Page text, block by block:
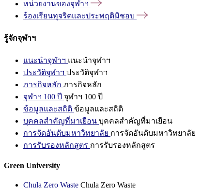
หน่วยงานของจุฬาฯ
ร้องเรียนทุจริตและประพฤติมิชอบ
รู้จักจุฬาฯ
แนะนำจุฬาฯ แนะนำจุฬาฯ
ประวัติจุฬาฯ ประวัติจุฬาฯ
ภารกิจหลัก ภารกิจหลัก
จุฬาฯ 100 ปี จุฬาฯ 100 ปี
ข้อมูลและสถิติ ข้อมูลและสถิติ
บุคคลสำคัญที่มาเยือน บุคคลสำคัญที่มาเยือน
การจัดอันดับมหาวิทยาลัย การจัดอันดับมหาวิทยาลัย
การรับรองหลักสูตร การรับรองหลักสูตร
Green University
Chula Zero Waste Chula Zero Waste